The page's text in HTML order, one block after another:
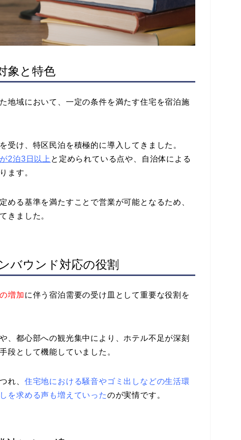
象と特色
地域において、一定の条件を満たす住宅を宿泊施
受け、特区民泊を積極的に導入してきました。
2泊3日以上 と定められている点や、自治体による
ます。
める基準を満たすことで営業が可能となるため、
きました。
バウンド対応の役割
増加に伴う宿泊需要の受け皿として重要な役割を
、都心部への観光集中により、ホテル不足が深刻
段として機能していました。
れ、 住宅地における騒音やゴミ出しなどの生活環
を求める声も増えていったのが実情です。